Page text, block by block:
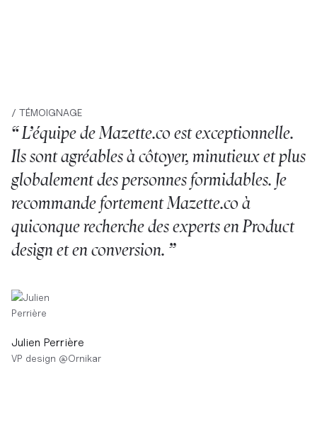
/ TÉMOIGNAGE
“ L’équipe de Mazette.co est exceptionnelle.
Ils sont agréables à côtoyer, minutieux et plus
globalement des personnes formidables. Je
recommande fortement Mazette.co à
quiconque recherche des experts en Product
design et en conversion. ”
Julien Perrière
VP design @Ornikar